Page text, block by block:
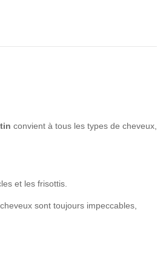
convient à tous les types de cheveux,
et les frisottis.
sont toujours impeccables,